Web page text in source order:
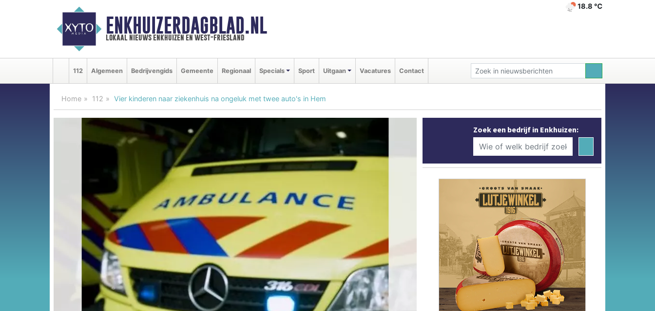
ENKHUIZERDAGBLAD.NL
lokaal nieuws enkhuizen en west-friesland
18.8 ℃
112 Algemeen Bedrijvengids Gemeente Regionaal Specials Sport Uitgaan Vacatures Contact
Home 112 Vier kinderen naar ziekenhuis na ongeluk met twee auto's in Hem
Zoek een bedrijf in Enkhuizen: